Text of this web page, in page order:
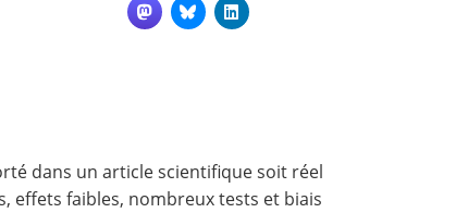
dans un article scientifique soit réel
effets faibles, nombreux tests et biais